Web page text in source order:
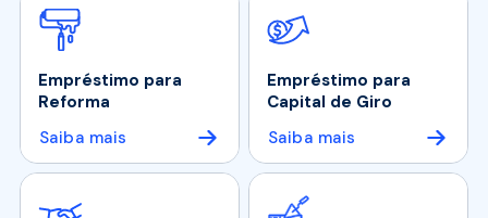
Empréstimo para
Reforma
Saiba mais
Empréstimo para
Capital de Giro
Saiba mais